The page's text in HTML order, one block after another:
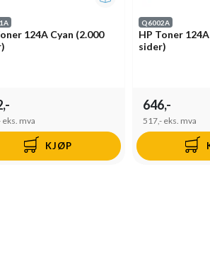
124A Cyan (2.000
eks. mva
KJØP
Q6002A
HP Toner
sider)
646,-
517,- eks. mva